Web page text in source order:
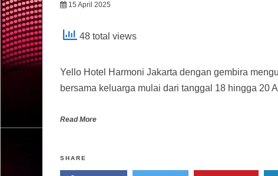
15 April 2025
48 total views
Yello Hotel Harmoni Jakarta dengan gembira
bersama keluarga mulai dari tanggal 18 hingga 20
Read More
SHARE